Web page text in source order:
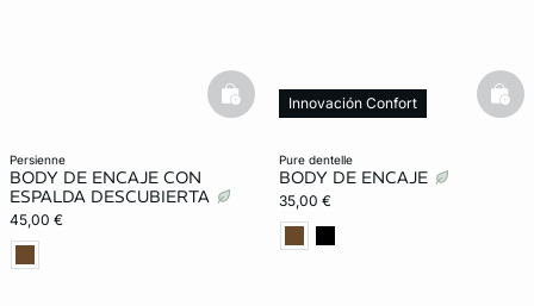
persienne
BODY DE ENCAJE CON
ESPALDA DESCUBIERTA
45,00 €
basketfull
pure dentelle
BODY DE ENCAJE
35,00 €
Innovación Confort